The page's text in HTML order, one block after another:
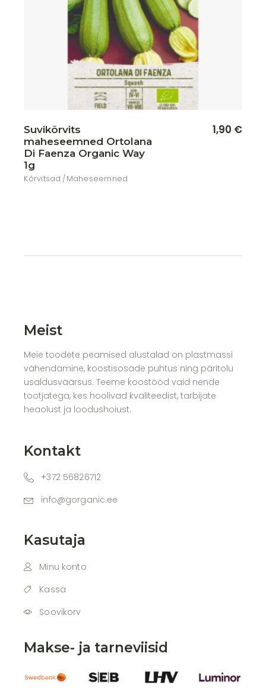
Suvikõrvits
maheseemned Ortolana
Di Faenza Organic Way
1g
Kõrvitsad Maheseemned
1,90 €
Meist
Meie toodete peamised alustalad on plastmassi
vähendamine, koostisosade puhtus ning päritolu
usaldusväärsus. Teeme koostööd vaid nende
tootjatega, kes hoolivad kvaliteedist, tarbijate
heaolust ja loodushoiust.
Kontakt
+372 56826712
info@gorganic.ee
Kasutaja
Minu konto
Kassa
Soovikorv
Makse- ja tarneviisid